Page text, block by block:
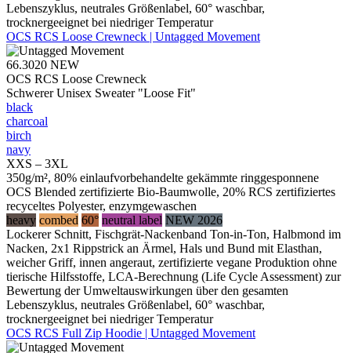
Lebenszyklus, neutrales Größenlabel, 60° waschbar,
trocknergeeignet bei niedriger Temperatur
OCS RCS Loose Crewneck | Untagged Movement
66.3020 NEW
OCS RCS Loose Crewneck
Schwerer Unisex Sweater "Loose Fit"
black
charcoal
birch
navy
XXS – 3XL
350g/m², 80% einlaufvorbehandelte gekämmte ringgesponnene
OCS Blended zertifizierte Bio-Baumwolle, 20% RCS zertifiziertes
recyceltes Polyester, enzymgewaschen
heavy combed 60° neutral label NEW 2026
Lockerer Schnitt, Fischgrät-Nackenband Ton-in-Ton, Halbmond im
Nacken, 2x1 Rippstrick an Ärmel, Hals und Bund mit Elasthan,
weicher Griff, innen angeraut, zertifizierte vegane Produktion ohne
tierische Hilfsstoffe, LCA-Berechnung (Life Cycle Assessment) zur
Bewertung der Umweltauswirkungen über den gesamten
Lebenszyklus, neutrales Größenlabel, 60° waschbar,
trocknergeeignet bei niedriger Temperatur
OCS RCS Full Zip Hoodie | Untagged Movement